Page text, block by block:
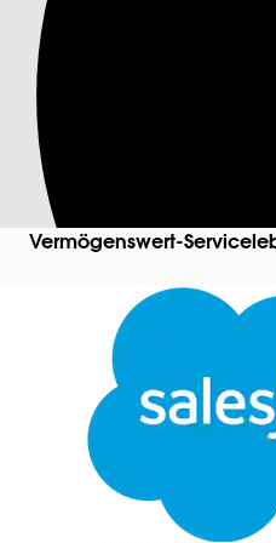
Vermögenswert-
eine Woche und
enthalten nun eine
vor dem
Startdatum liegt,
KONNTEN SIE IHR
Geben Sie uns